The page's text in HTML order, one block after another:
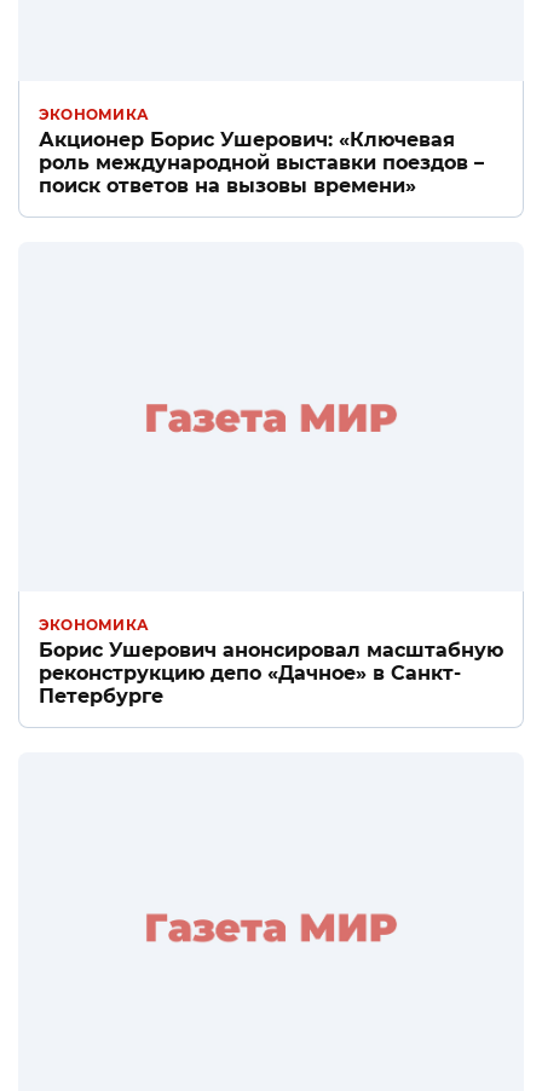
ЭКОНОМИКА
Акционер Борис Ушерович: «Ключевая
роль международной выставки поездов –
поиск ответов на вызовы времени»
ЭКОНОМИКА
Борис Ушерович анонсировал масштабную
реконструкцию депо «Дачное» в Санкт-
Петербурге